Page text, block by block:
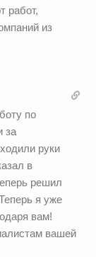
работ,
из
по
за
руки
в
решил
я уже
вам!
вашей